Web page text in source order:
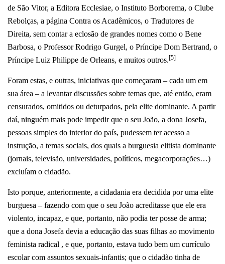
de São Vitor, a Editora Ecclesiae, o Instituto Borborema, o Clube
Rebolças, a página Contra os Acadêmicos, o Tradutores de
Direita, sem contar a eclosão de grandes nomes como o Bene
Barbosa, o Professor Rodrigo Gurgel, o Príncipe Dom Bertrand, o
Príncipe Luiz Philippe de Orleans, e muitos outros.[5]
Foram estas, e outras, iniciativas que começaram – cada um em
sua área – a levantar discussões sobre temas que, até então, eram
censurados, omitidos ou deturpados, pela elite dominante. A partir
daí, ninguém mais pode impedir que o seu João, a dona Josefa,
pessoas simples do interior do país, pudessem ter acesso a
instrução, a temas sociais, dos quais a burguesia elitista dominante
(jornais, televisão, universidades, políticos, megacorporações…)
excluíam o cidadão.
Isto porque, anteriormente, a cidadania era decidida por uma elite
burguesa – fazendo com que o seu João acreditasse que ele era
violento, incapaz, e que, portanto, não podia ter posse de arma;
que a dona Josefa devia a educação das suas filhas ao movimento
feminista radical , e que, portanto, estava tudo bem um currículo
escolar com assuntos sexuais-infantis; que o cidadão tinha de